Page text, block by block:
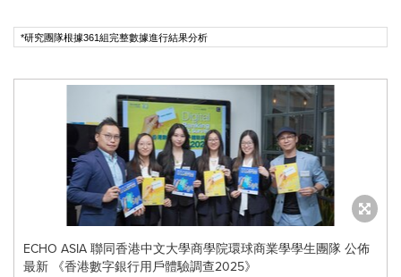
*研究團隊根據361組完整數據進行結果分析
ECHO ASIA 聯同香港中文大學商學院環球商業學學生團隊 公佈
最新 《香港數字銀行用戶體驗調查2025》